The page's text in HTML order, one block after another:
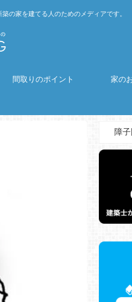
の家を建てる人のためのメディアです。
間取りのポイント 家の